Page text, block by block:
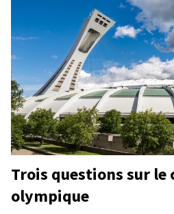
Trois questions sur le
olympique